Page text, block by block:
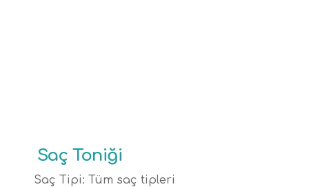
Saç Toniği
Saç Tipi: Tüm saç tipleri